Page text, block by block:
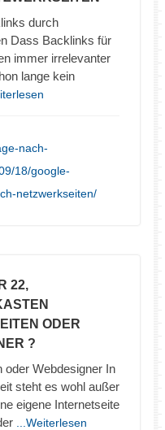
durch
Dass Backlinks für
immer irrelevanter
lange kein
nach-
18/google-
netzwerkseiten/
22,
ODER
?
oder Webdesigner In
steht es wohl außer
eigene Internetseite
...Weiterlesen